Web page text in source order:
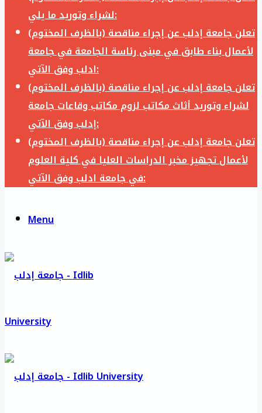
لشراء وتوريد ما يلي:
تعلن جامعة إدلب عن إجراء مناقصة (بالظرف المختوم)
لأعمال بناء طابق في مبنى رئاسة الجامعة في جامعة
ادلب وفق الآتي:
تعلن جامعة إدلب عن إجراء مناقصة (بالظرف المختوم)
لشراء وتوريد أثاث مكاتب لزوم مكاتب وقاعات جامعة
إدلب وفق الآتي:
تعلن جامعة إدلب عن إجراء مناقصة (بالظرف المختوم)
لأعمال تجهيز مخبر الدراسات العليا في كلية العلوم
في جامعة ادلب وفق الآتي:
Menu